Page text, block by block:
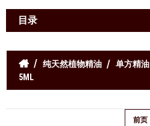
目录
纯天然植物精油 单方精油
5ML
前页